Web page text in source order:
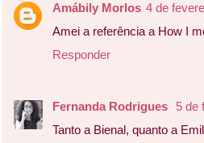
Amábily Morlos 4 de
Amei a referência a How I
Responder
Fernanda Rodrigues
5 de
Tanto a Bienal, quanto a